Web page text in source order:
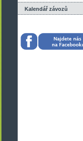
Kalendář závozů